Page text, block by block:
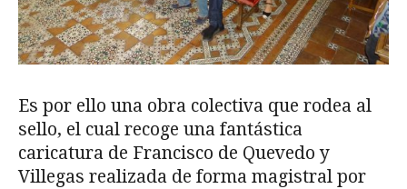
Es por ello una obra colectiva que rodea al
sello, el cual recoge una fantástica
caricatura de Francisco de Quevedo y
Villegas realizada de forma magistral por